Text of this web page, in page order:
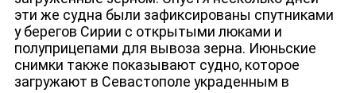
эти же судна были зафиксированы спутниками
у берегов Сирии с открытыми люками и
полуприцепами для вывоза зерна. Июньские
снимки также показывают судно, которое
загружают в Севастополе украденным в